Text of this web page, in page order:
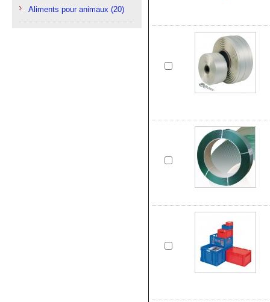
Aliments pour animaux (20)